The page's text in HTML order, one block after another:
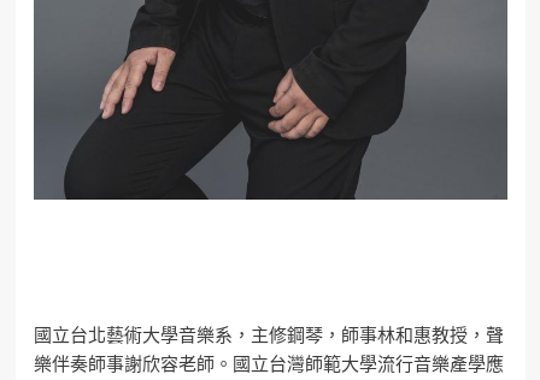
國立台北藝術大學音樂系，主修鋼琴，師事林和惠教授，聲
樂伴奏師事謝欣容老師。國立台灣師範大學流行音樂產學應